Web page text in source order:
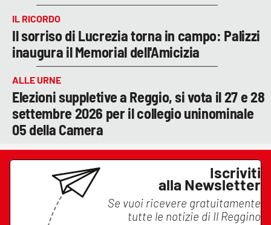
IL RICORDO
Il sorriso di Lucrezia torna in campo: Palizzi
inaugura il Memorial dell'Amicizia
ALLE URNE
Elezioni suppletive a Reggio, si vota il 27 e 28
settembre 2026 per il collegio uninominale
05 della Camera
Iscriviti
alla Newsletter
Se vuoi ricevere gratuitamente
tutte le notizie di Il Reggino